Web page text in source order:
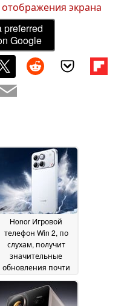
отображения экрана
preferred
Google
Honor Игровой
телефон Win 2, по
слухам, получит
значительные
обновления почти
отделах22 May 2026